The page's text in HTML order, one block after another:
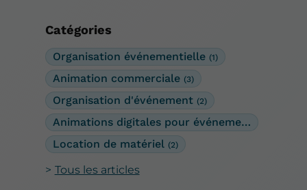
Catégories
Organisation événementielle (1)
Animation commerciale (3)
Organisation d'événement (2)
Animations digitales pour événements
Location de matériel (2)
Tous les articles